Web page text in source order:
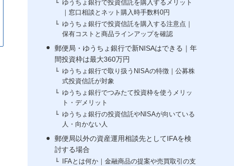
ゆうちょ銀行で投資信託を購入するメリット
｜窓口相談とネット購入時手数料0円
ゆうちょ銀行で投資信託を購入する注意点｜
保有コストと商品ラインアップを確認
郵便局・ゆうちょ銀行で新NISAはできる｜年
間投資枠は最大360万円
ゆうちょ銀行で取り扱うNISAの特徴｜公募株
式投資信託が対象
ゆうちょ銀行でつみたて投資枠を使うメリッ
ト・デメリット
ゆうちょ銀行の投資信託やNISAが向いている
人・向かない人
郵便局以外の資産運用相談先としてIFAを検
討する場合
IFAとは何か｜金融商品の提案や売買取引の支